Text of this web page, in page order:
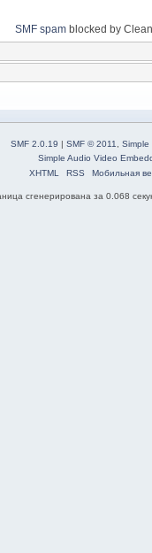
SMF spam blocked by
SMF 2.0.19 | SMF © 2011
Simple
Simple Audio Video
XHTML
RSS Мобильная
сгенерирована за 0.068